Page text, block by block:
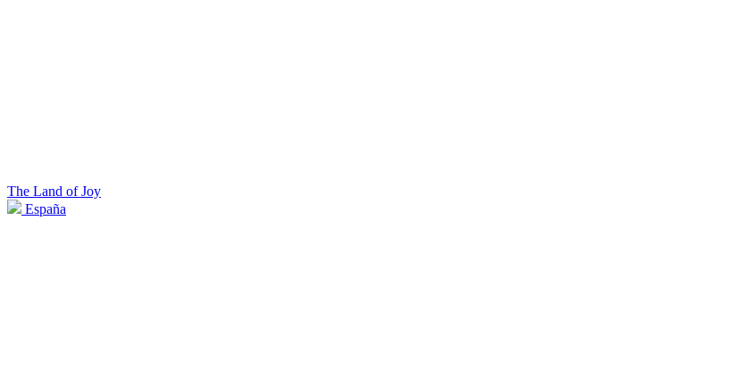
The Land of Joy
España